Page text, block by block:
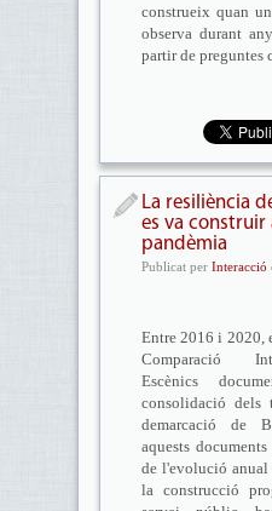
construeix quan
observa durant
partir de preguntes
La resiliència
es va construir
pandèmia
Publicat per Interacció
Entre 2016 i 2020,
Comparació
Escènics
consolidació dels
demarcació de
aquests
de l'evolució
la construcció